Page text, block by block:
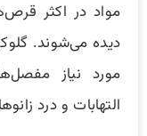
مواد در اکثر
دیده می‌شوند.
مورد نیاز
التهابات و درد